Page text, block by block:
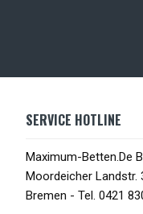
SERVICE HOTLINE
Maximum-Betten.De
Moordeicher Landstr.
Bremen - Tel. 0421